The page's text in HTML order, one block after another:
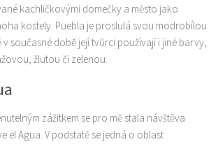
kachličkovými domečky a město jako
kostely. Puebla je proslulá svou modrobílou
současné době její tvůrci používají i jiné barvy,
žlutou či zelenou.
zážitkem se pro mě stala návštěva
el Agua. V podstatě se jedná o oblast